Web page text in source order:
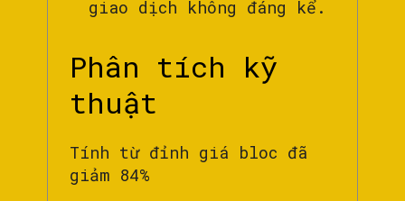
giao dịch không đáng kể.
Phân tích kỹ
thuật
Tính từ đỉnh giá bloc đã
giảm 84%